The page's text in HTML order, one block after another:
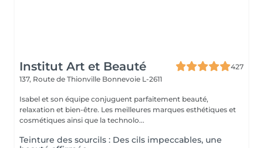
Institut Art et Beauté
427
137, Route de Thionville Bonnevoie L-2611
Isabel et son équipe conjuguent parfaitement beauté,
relaxation et bien-être. Les meilleures marques esthétiques et
cosmétiques ainsi que la technolo...
Teinture des sourcils : Des cils impeccables, une